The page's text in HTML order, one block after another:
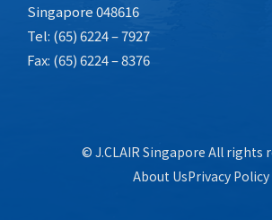
Singapore 048616
Tel: (65) 6224 – 7927
Fax: (65) 6224 – 8376
© J.CLAIR Singapore All rights
About UsPrivacy Policy